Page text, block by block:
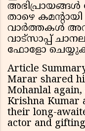
താഴെ
വാർത്തകൾ
വാട്സാപ്പ്
ഫോളോ
Article
Marar shared
Mohanlal
Krishna Kumar
their long-
actor and